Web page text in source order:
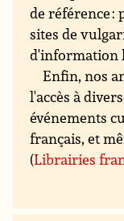
de référence :
sites de
d'information
Enfin, nos
l'accès à
événements
français, et
(Librairies